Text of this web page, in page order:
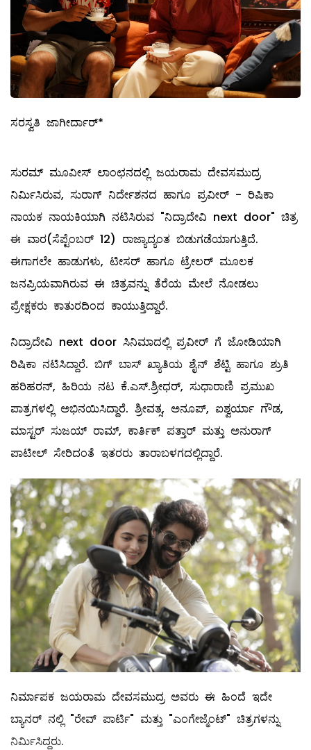
ಸರಸ್ವತಿ ಜಾಗೀರ್ದಾರ್*
ಸುರಮ್ ಮೂವೀಸ್ ಲಾಂಛನದಲ್ಲಿ ಜಯರಾಮ ದೇವಸಮುದ್ರ
ನಿರ್ಮಿಸಿರುವ, ಸುರಾಗ್ ನಿರ್ದೇಶನದ ಹಾಗೂ ಪ್ರವೀರ್ - ರಿಷಿಕಾ
ನಾಯಕ ನಾಯಕಿಯಾಗಿ ನಟಿಸಿರುವ "ನಿದ್ರಾದೇವಿ next door" ಚಿತ್ರ
ಈ ವಾರ(ಸೆಪ್ಟೆಂಬರ್ 12) ರಾಜ್ಯಾದ್ಯಂತ ಬಿಡುಗಡೆಯಾಗುತ್ತಿದೆ.
ಈಗಾಗಲೇ ಹಾಡುಗಳು, ಟೀಸರ್ ಹಾಗೂ ಟ್ರೇಲರ್ ಮೂಲಕ
ಜನಪ್ರಿಯವಾಗಿರುವ ಈ ಚಿತ್ರವನ್ನು ತೆರೆಯ ಮೇಲೆ ನೋಡಲು
ಪ್ರೇಕ್ಷಕರು ಕಾತುರದಿಂದ ಕಾಯುತ್ತಿದ್ದಾರೆ.
ನಿದ್ರಾದೇವಿ next door ಸಿನಿಮಾದಲ್ಲಿ ಪ್ರವೀರ್ ಗೆ ಜೋಡಿಯಾಗಿ
ರಿಷಿಕಾ ನಟಿಸಿದ್ದಾರೆ. ಬಿಗ್ ಬಾಸ್ ಖ್ಯಾತಿಯ ಶೈನ್ ಶೆಟ್ಟಿ ಹಾಗೂ ಶ್ರುತಿ
ಹರಿಹರನ್, ಹಿರಿಯ ನಟ ಕೆ.ಎಸ್.ಶ್ರೀಧರ್, ಸುಧಾರಾಣಿ ಪ್ರಮುಖ
ಪಾತ್ರಗಳಲ್ಲಿ ಅಭಿನಯಿಸಿದ್ದಾರೆ. ಶ್ರೀವತ್ಸ, ಅನೂಪ್, ಐಶ್ವರ್ಯಾ ಗೌಡ,
ಮಾಸ್ಟರ್ ಸುಜಯ್ ರಾಮ್, ಕಾರ್ತಿಕ್ ಪತ್ತಾರ್ ಮತ್ತು ಅನುರಾಗ್
ಪಾಟೀಲ್ ಸೇರಿದಂತೆ ಇತರರು ತಾರಾಬಳಗದಲ್ಲಿದ್ದಾರೆ.
ನಿರ್ಮಾಪಕ ಜಯರಾಮ ದೇವಸಮುದ್ರ ಅವರು ಈ ಹಿಂದೆ ಇದೇ
ಬ್ಯಾನರ್ ನಲ್ಲಿ "ರೇವ್ ಪಾರ್ಟಿ" ಮತ್ತು "ಎಂಗೇಜ್ಮೆಂಟ್" ಚಿತ್ರಗಳನ್ನು
ನಿರ್ಮಿಸಿದ್ದರು.